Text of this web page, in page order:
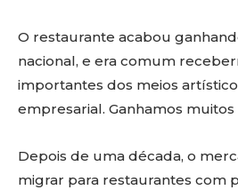
O restaurante acabou
nacional, e era comum
importantes dos meios
empresarial. Ganhamos muitos
Depois de uma década, o
migrar para restaurantes com